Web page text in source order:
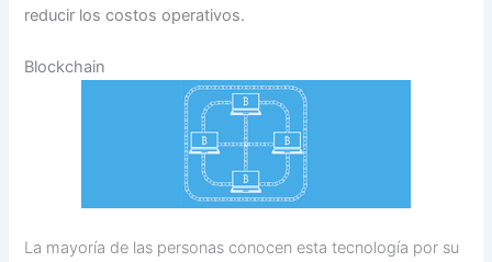
reducir los costos operativos.
Blockchain
La mayoría de las personas conocen esta tecnología por su